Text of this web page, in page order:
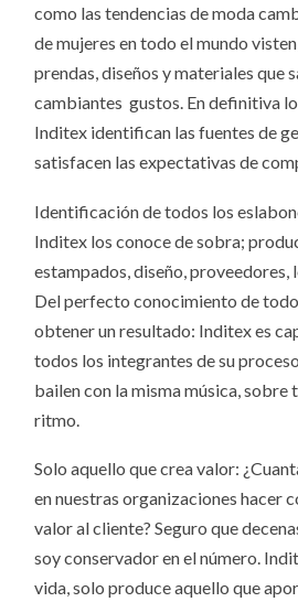
como las tendencias de moda
de mujeres en todo el mundo
prendas, diseños y materiales que
cambiantes gustos. En definitiva
Inditex identifican las fuentes de
satisfacen las expectativas de
Identificación de todos los
Inditex los conoce de sobra;
estampados, diseño, proveedores,
Del perfecto conocimiento de
obtener un resultado: Inditex es
todos los integrantes de su
bailen con la misma música, sobre
ritmo.
Solo aquello que crea valor:
en nuestras organizaciones hacer
valor al cliente? Seguro que
soy conservador en el número.
vida, solo produce aquello que